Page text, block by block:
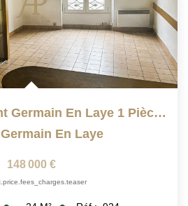
Appartement Saint Germain En Laye 1 Pièce(s) 24.14 M2
En Laye
148 000 €